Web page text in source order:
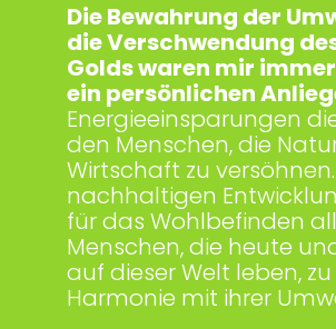
Die Bewahrung der
die Verschwendung
Golds waren mir
ein persönlichen
Energieeinsparungen
den Menschen, die
Wirtschaft zu
nachhaltigen
für das Wohlbefinden
Menschen, die heute
auf dieser Welt leben,
Harmonie mit ihrer